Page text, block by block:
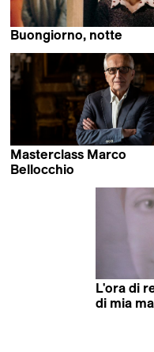
Buongiorno, notte
Masterclass Marco
Bellocchio
L'ora di
di mia